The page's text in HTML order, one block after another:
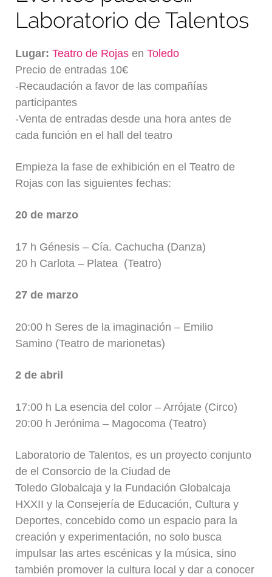
Laboratorio de Talentos
Lugar: Teatro de Rojas enToledo
Precio de entradas 10€
-Recaudación a favor de las compañías
participantes
-Venta de entradas desde una hora antes de
cada función en el hall del teatro
Empieza la fase de exhibición en el Teatro de
Rojas con las siguientes fechas:
20 de marzo
17 h Génesis – Cía. Cachucha (Danza)
20 h Carlota – Platea (Teatro)
27 de marzo
20:00 h Seres de la imaginación – Emilio
Samino (Teatro de marionetas)
2 de abril
17:00 h La esencia del color – Arrójate (Circo)
20:00 h Jerónima – Magocoma (Teatro)
Laboratorio de Talentos, es un proyecto conjunto
de el Consorcio de la Ciudad de
Toledo Globalcaja y la Fundación Globalcaja
HXXII y la Consejería de Educación, Cultura y
Deportes, concebido como un espacio para la
creación y experimentación, no solo busca
impulsar las artes escénicas y la música, sino
también promover la cultura local y dar a conocer